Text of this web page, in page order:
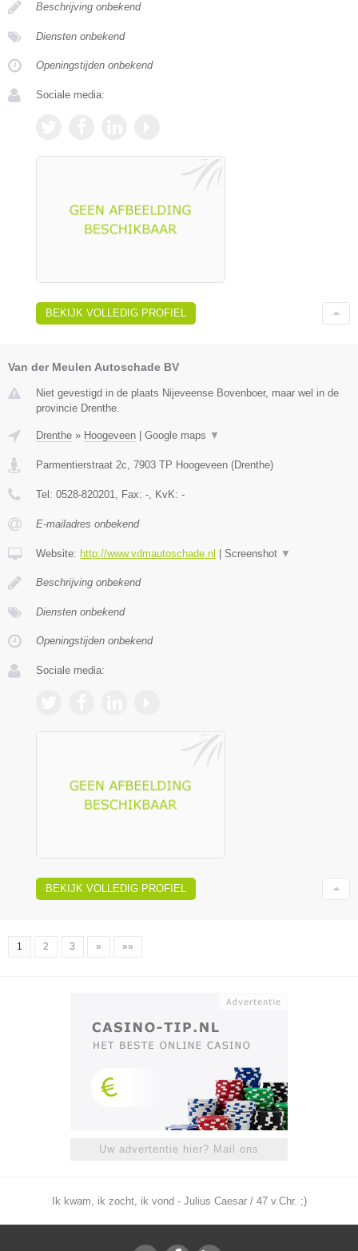
Beschrijving onbekend
Diensten onbekend
Openingstijden onbekend
Sociale media:
BEKIJK VOLLEDIG PROFIEL
Van der Meulen Autoschade BV
Niet gevestigd in de plaats Nijeveense Bovenboer, maar wel in de
provincie Drenthe.
Drenthe » Hoogeveen Google maps ▼
Parmentierstraat 2c 7903 TP Hoogeveen (Drenthe)
Tel: 0528-820201 , Fax: - , KvK: -
E-mailadres onbekend
Website: http://www.vdmautoschade.nl Screenshot ▼
Beschrijving onbekend
Diensten onbekend
Openingstijden onbekend
Sociale media:
BEKIJK VOLLEDIG PROFIEL
1 2 3 » »»
Uw advertentie hier? Mail ons
Ik kwam, ik zocht, ik vond - Julius Caesar / 47 v.Chr. ;)